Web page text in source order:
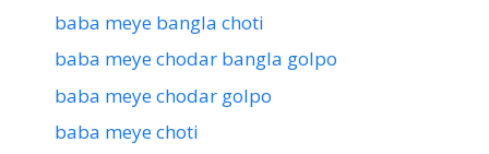
baba meye bangla choti
baba meye chodar bangla golpo
baba meye chodar golpo
baba meye choti